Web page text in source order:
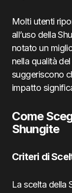
Molti utenti
all’uso della
notato un
nella qualità
suggeriscono
impatto
Come
Shungite
Criteri di
La scelta della